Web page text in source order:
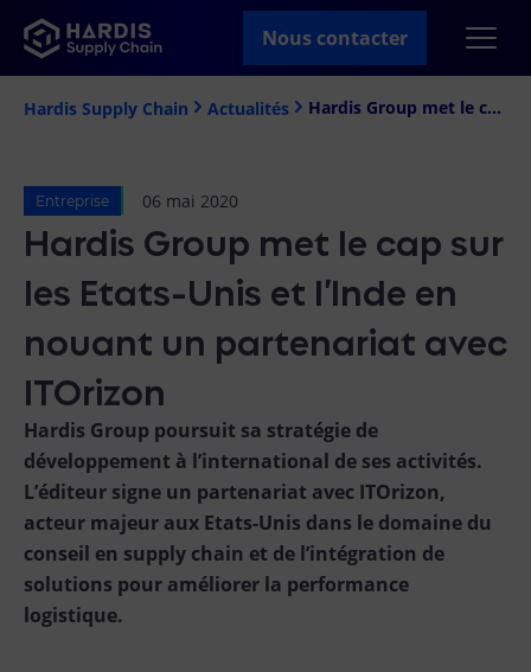
Nous contacter
Hardis Supply Chain Actualités Hardis Group met le cap sur les Etats-Unis et l’Inde en nouant un partenariat avec ITOrizon
Entreprise 06 mai 2020
Hardis Group met le cap sur
les Etats-Unis et l’Inde en
nouant un partenariat avec
ITOrizon
Hardis Group poursuit sa stratégie de
développement à l’international de ses activités.
L’éditeur signe un partenariat avec ITOrizon,
acteur majeur aux Etats-Unis dans le domaine du
conseil en supply chain et de l’intégration de
solutions pour améliorer la performance
logistique.